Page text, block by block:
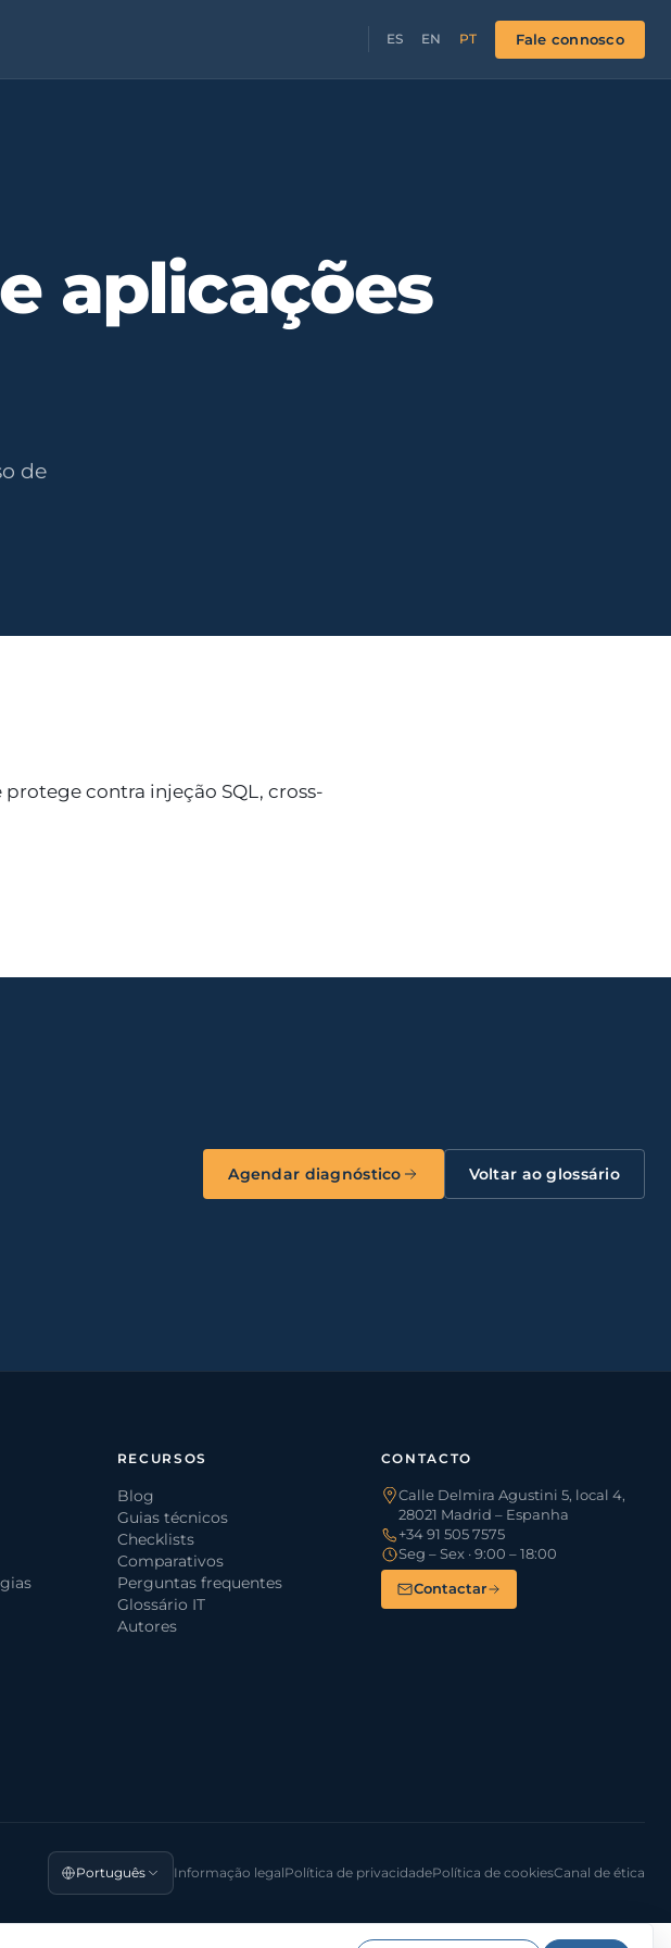
ES EN PT Fale connosco
aplicações
de
contra injeção SQL, cross-
Agendar diagnóstico Voltar ao glossário
RECURSOS
Blog
Guias técnicos
Checklists
Comparativos
Perguntas frequentes
Glossário IT
Autores
CONTACTO
Calle Delmira Agustini 5, local 4,
28021 Madrid – Espanha
+34 91 505 7575
Seg – Sex · 9:00 – 18:00
Contactar
Português Informação legalPolítica de privacidadePolítica de cookiesCanal de ética